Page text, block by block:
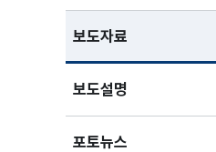
보도자료
보도설명
포토뉴스